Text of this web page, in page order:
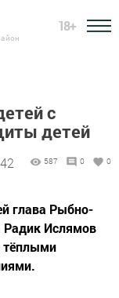
18+
с
детей
587 0 0
глава Рыбно-
Радик Ислямов
тёплыми